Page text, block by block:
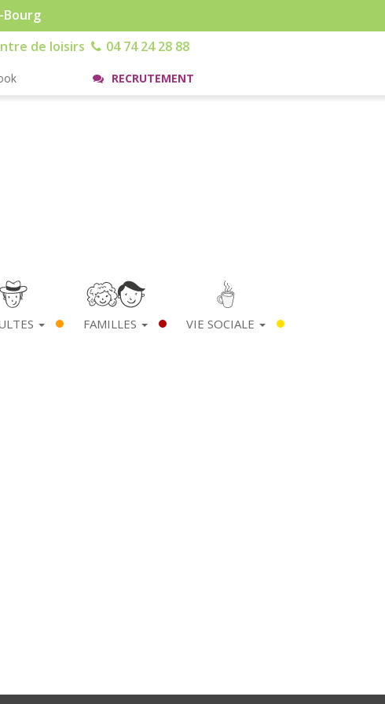
Bourg
de loisirs 04 74 24 28 88
RECRUTEMENT
FAMILLES VIE SOCIALE